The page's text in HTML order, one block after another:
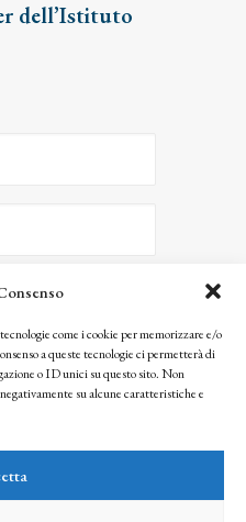
come i cookie per memorizzare e/o
a queste tecnologie ci permetterà di
o ID unici su questo sito. Non
su alcune caratteristiche e
dell’Istituto
tue informazioni saranno trattate
e dell’Istituto Matteucci